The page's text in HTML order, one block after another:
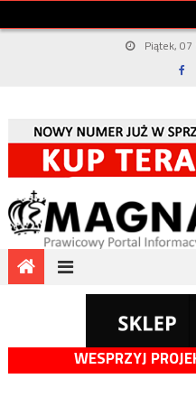
Piątek,
WESPRZYJ